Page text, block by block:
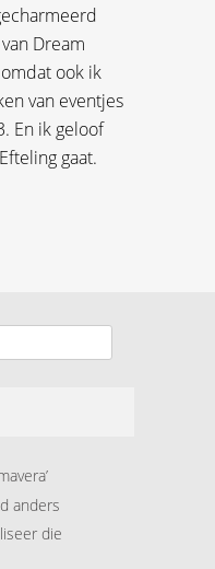
Dream
ook ik
van eventjes
En ik geloof
gaat.
anders
die